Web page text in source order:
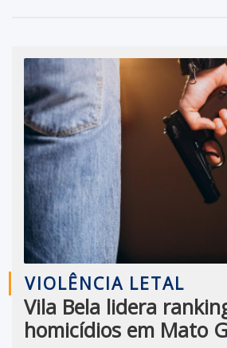
VIOLÊNCIA LETAL
Vila Bela lidera
homicídios em Mato